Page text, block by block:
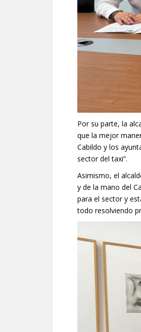
Por su parte, la
que la mejor
Cabildo y los
sector del taxi”.
Asimismo, el
y de la mano del
para el sector y
todo resolviendo